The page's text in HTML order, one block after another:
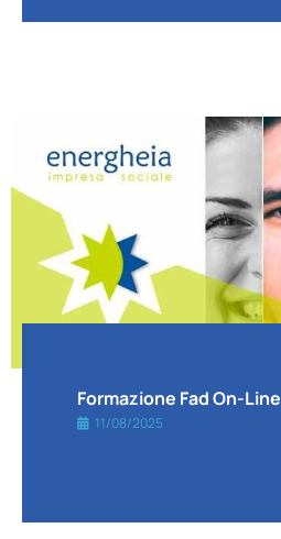
Formazione Fad On-Line
11/08/2025